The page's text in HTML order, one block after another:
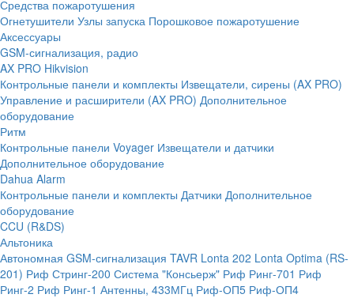
Средства пожаротушения
Огнетушители Узлы запуска Порошковое пожаротушение
Аксессуары
GSM-сигнализация, радио
AX PRO Hikvision
Контрольные панели и комплекты Извещатели, сирены (AX PRO)
Управление и расширители (AX PRO) Дополнительное
оборудование
Ритм
Контрольные панели Voyager Извещатели и датчики
Дополнительное оборудование
Dahua Alarm
Контрольные панели и комплекты Датчики Дополнительное
оборудование
CCU (R&DS)
Альтоника
Автономная GSM-сигнализация TAVR Lonta 202 Lonta Optima (RS-
201) Риф Стринг-200 Система "Консьерж" Риф Ринг-701 Риф
Ринг-2 Риф Ринг-1 Антенны, 433МГц Риф-ОП5 Риф-ОП4